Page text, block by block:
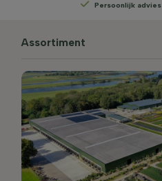
Persoonlijk advies
Assortiment